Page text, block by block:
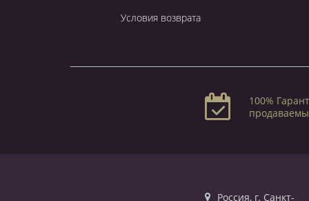
Условия возврата
100%
Россия, г. Санкт-